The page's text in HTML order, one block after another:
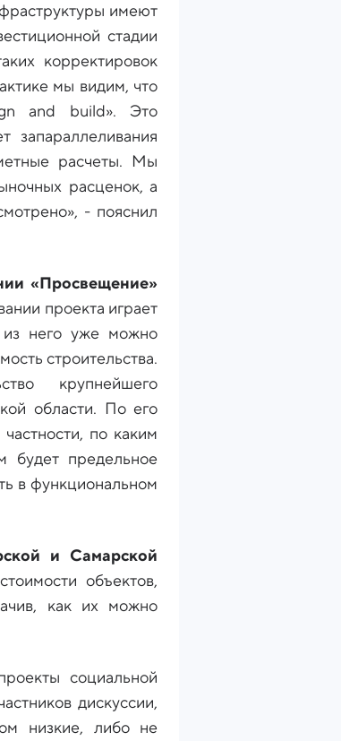
имеют
стадии
корректировок
мы видим, что
and build». Это
запараллеливания
расчеты. Мы
расценок, а
- пояснил
«Просвещение»
проекта играет
из него уже можно
строительства.
крупнейшего
области. По его
по каким
будет предельное
в функциональном
и Самарской
объектов,
как их можно
социальной
дискуссии,
низкие, либо не